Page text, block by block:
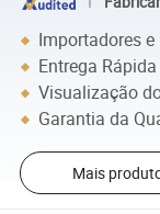
Importadores
Entrega Rápida
Visualização
Garantia da
Mais